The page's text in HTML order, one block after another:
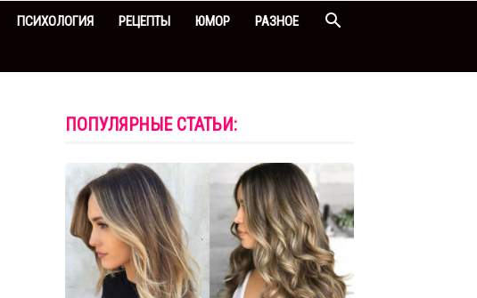
ПСИХОЛОГИЯ РЕЦЕПТЫ ЮМОР РАЗНОЕ
ПОПУЛЯРНЫЕ СТАТЬИ: